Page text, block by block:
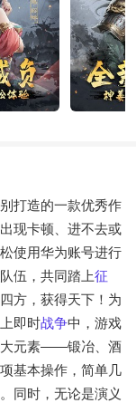
打造的一款优秀作
现卡顿、进不去或
使用华为账号进行
伍，共同踏上征
方，获得天下！为
即时战争中，游戏
大元素——锻冶、酒
基本操作，简单几
同时，无论是演义